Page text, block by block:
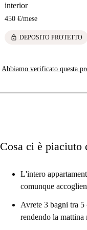
interior
450 €/mese
lock DEPOSITO PROTETTO
Abbiamo verificato questa
Cosa ci è piaciuto
L'intero
comunque
Avrete 3 bagni tra 5
rendendo la